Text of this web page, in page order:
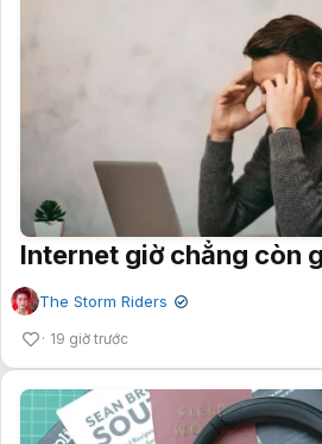
Internet giờ chẳng còn
The Storm Riders ✔
19 giờ trước